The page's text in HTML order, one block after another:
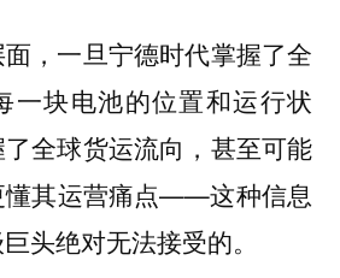
，一旦宁德时代掌握了全
一块电池的位置和运行状
全球货运流向，甚至可能
懂其运营痛点——这种信息
头绝对无法接受的。